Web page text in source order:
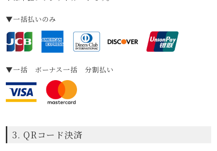
▼一括払いのみ
▼一括 ボーナス一括 分割払い
3. QRコード決済